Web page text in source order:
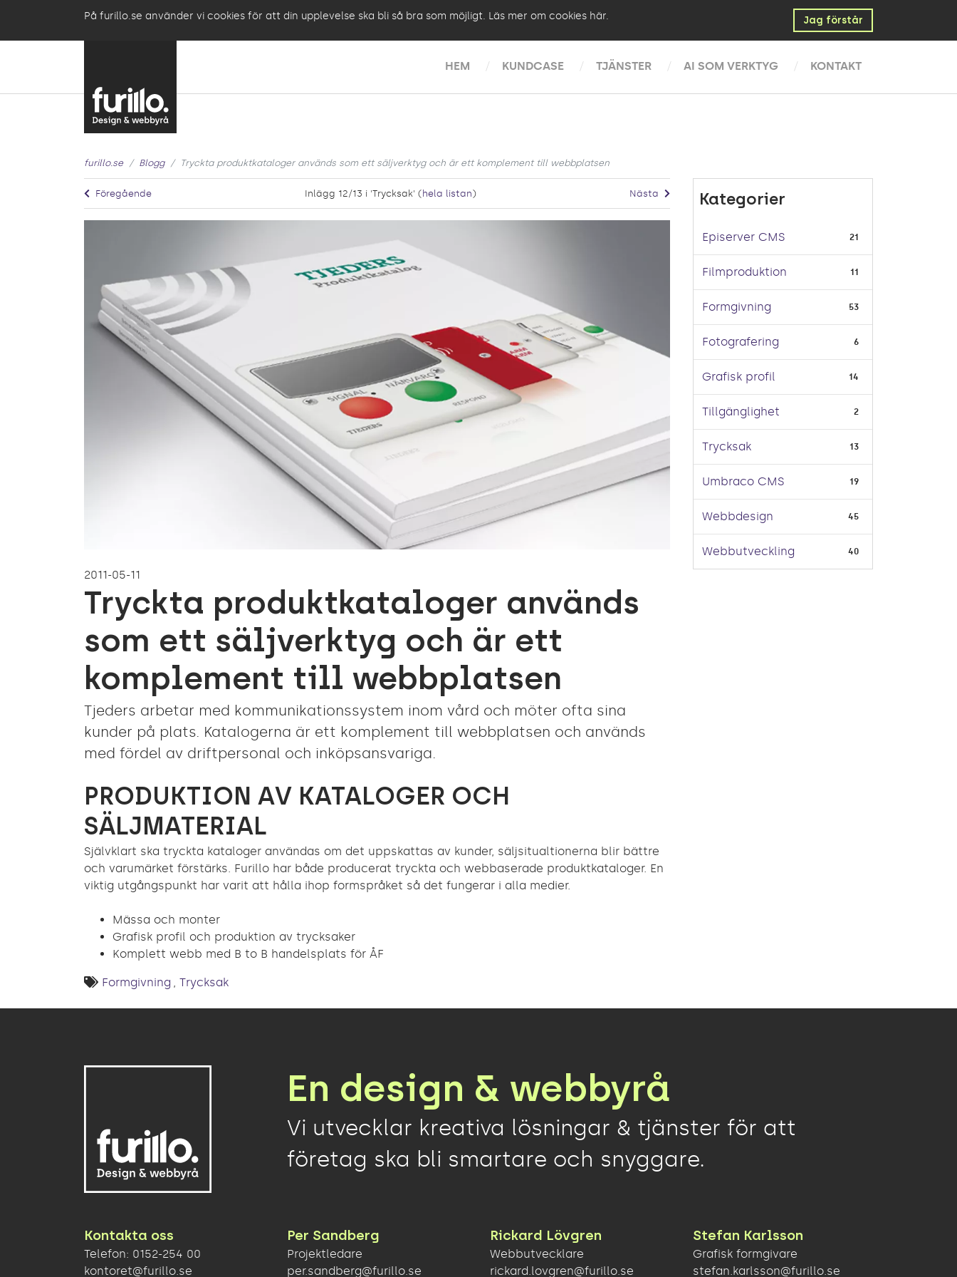
På furillo.se använder vi cookies för att din upplevelse ska bli så bra som möjligt. Läs mer om cookies här. Jag förstår
HEM KUNDCASE TJÄNSTER AI SOM VERKTYG KONTAKT
furillo.se Blogg Tryckta produktkataloger används som ett säljverktyg och är ett komplement till webbplatsen
Föregående Inlägg 12/13 i 'Trycksak' ( hela listan) Nästa
2011-05-11
Tryckta produktkataloger används
som ett säljverktyg och är ett
komplement till webbplatsen
Tjeders arbetar med kommunikationssystem inom vård och möter ofta sina
kunder på plats. Katalogerna är ett komplement till webbplatsen och används
med fördel av driftpersonal och inköpsansvariga.
PRODUKTION AV KATALOGER OCH
SÄLJMATERIAL
Självklart ska tryckta kataloger användas om det uppskattas av kunder, säljsitualtionerna blir bättre
och varumärket förstärks. Furillo har både producerat tryckta och webbaserade produktkataloger. En
viktig utgångspunkt har varit att hålla ihop formspråket så det fungerar i alla medier.
Mässa och monter
Grafisk profil och produktion av trycksaker
Komplett webb med B to B handelsplats för ÅF
Formgivning Trycksak
Kategorier
Episerver CMS 21
Filmproduktion 11
Formgivning 53
Fotografering 6
Grafisk profil 14
Tillgänglighet 2
Trycksak 13
Umbraco CMS 19
Webbdesign 45
Webbutveckling 40
En design & webbyrå
Vi utvecklar kreativa lösningar & tjänster för att
företag ska bli smartare och snyggare.
Kontakta oss
Telefon: 0152-254 00
kontoret@furillo.se
Per Sandberg
Projektledare
per.sandberg@furillo.se
Rickard Lövgren
Webbutvecklare
rickard.lovgren@furillo.se
Stefan Karlsson
Grafisk formgivare
stefan.karlsson@furillo.se